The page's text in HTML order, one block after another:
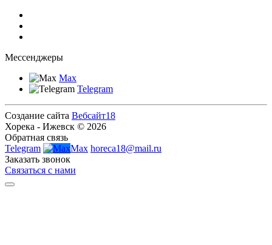
Мессенджеры
Max
Telegram
Создание сайта Вебсайт18
Хорека - Ижевск © 2026
Обратная связь
Telegram
Max horeca18@mail.ru
Заказать звонок
Связаться с нами